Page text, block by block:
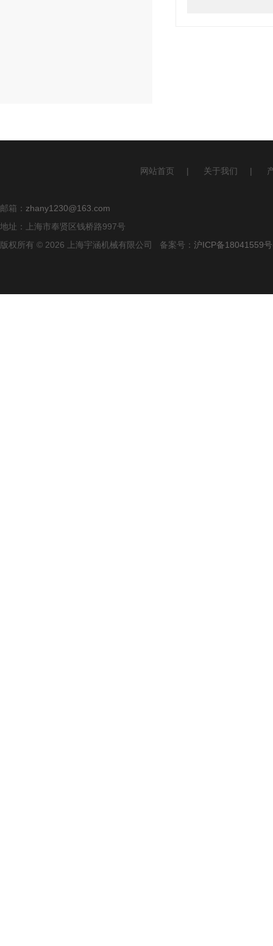
网站首页 | 关于我们 |
邮箱： zhany1230@163.com
地址：上海市奉贤区钱桥路997号
版权所有 © 2026 上海宇涵机械有限公司 备案号： 沪ICP备18041559